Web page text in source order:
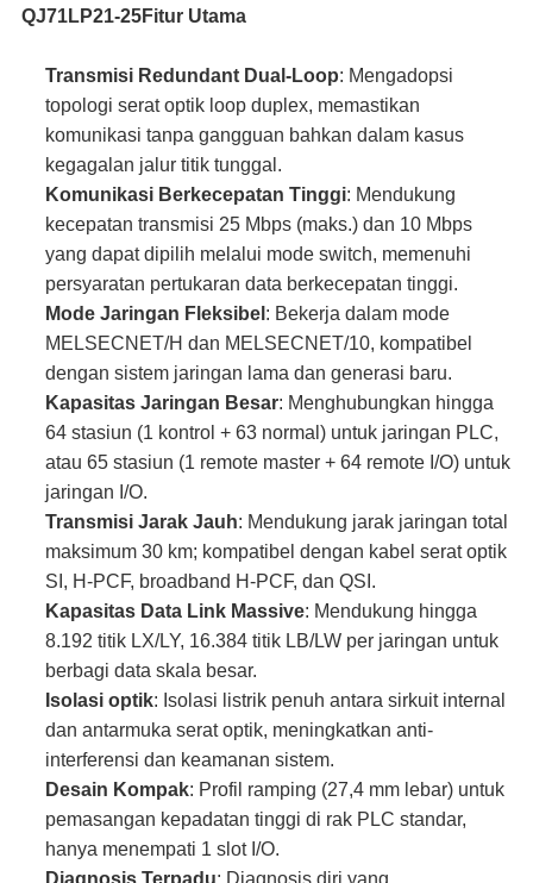
QJ71LP21-25Fitur Utama
Transmisi Redundant Dual-Loop: Mengadopsi
topologi serat optik loop duplex, memastikan
komunikasi tanpa gangguan bahkan dalam kasus
kegagalan jalur titik tunggal.
Komunikasi Berkecepatan Tinggi: Mendukung
kecepatan transmisi 25 Mbps (maks.) dan 10 Mbps
yang dapat dipilih melalui mode switch, memenuhi
persyaratan pertukaran data berkecepatan tinggi.
Mode Jaringan Fleksibel : Bekerja dalam mode
MELSECNET/H dan MELSECNET/10, kompatibel
dengan sistem jaringan lama dan generasi baru.
Kapasitas Jaringan Besar: Menghubungkan hingga
64 stasiun (1 kontrol + 63 normal) untuk jaringan PLC,
atau 65 stasiun (1 remote master + 64 remote I/O) untuk
jaringan I/O.
Transmisi Jarak Jauh: Mendukung jarak jaringan total
maksimum 30 km; kompatibel dengan kabel serat optik
SI, H-PCF, broadband H-PCF, dan QSI.
Kapasitas Data Link Massive: Mendukung hingga
8.192 titik LX/LY, 16.384 titik LB/LW per jaringan untuk
berbagi data skala besar.
Isolasi optik: Isolasi listrik penuh antara sirkuit internal
dan antarmuka serat optik, meningkatkan anti-
interferensi dan keamanan sistem.
Desain Kompak: Profil ramping (27,4 mm lebar) untuk
pemasangan kepadatan tinggi di rak PLC standar,
hanya menempati 1 slot I/O.